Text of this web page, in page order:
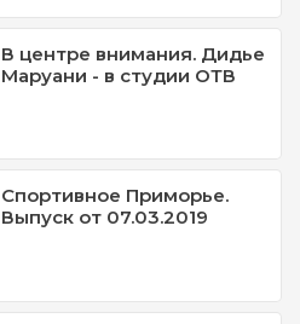
В центре внимания. Дидье
Маруани - в студии ОТВ
Спортивное Приморье.
Выпуск от 07.03.2019